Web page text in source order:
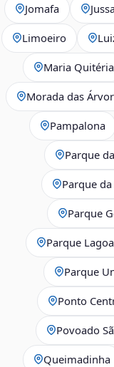
Jomafa
Limoeiro
Maria Quitéria
Morada das
Pampalona
Parque
Parque
Parque
Parque
Parque
Ponto
Povoado
Queimadinha